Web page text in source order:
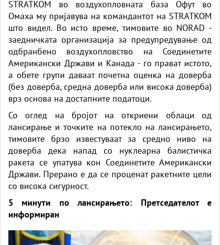
STRATKOM во воздухопловната база Офут во
Омаха му пријавува на командантот на STRATKOM
што видел. Во исто време, тимовите во NORAD -
заедничката организација за предупредување од
одбранбено воздухопловство на Соединетите
Американски Држави и Канада - го прават истото,
а обете групи даваат почетна оценка на доверба
(без доверба, средна доверба или висока доверба)
врз основа на достапните податоци.
Со оглед на бројот на откриени облаци од
лансирање и точките на потекло на лансирањето,
тимовите брзо известуваат за средно ниво на
доверба дека напад со нуклеарна балистичка
ракета се упатува кон Соединетите Американски
Држави. Прерано е да се проценат ракетните цели
со висока сигурност.
5 минути по лансирањето: Претседателот е
информиран